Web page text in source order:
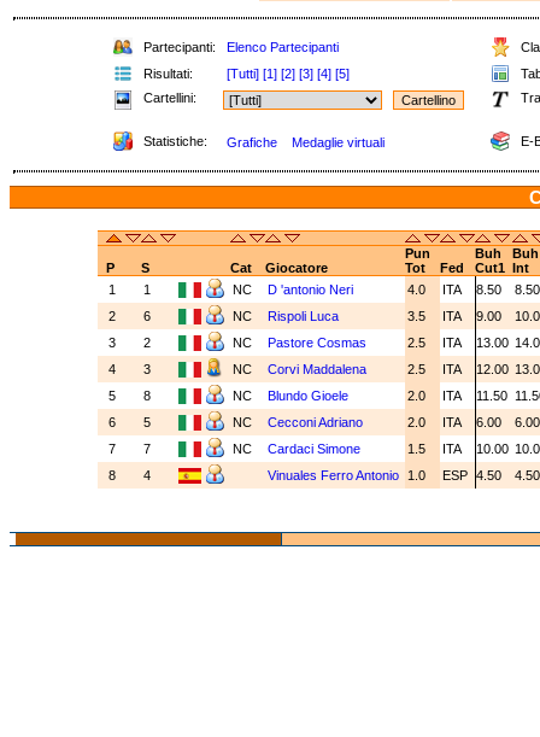
Partecipanti: Elenco Partecipanti
Risultati:
[Tutti] [1] [2] [3] [4] [5]
Cartellini:
Statistiche: Grafiche Medaglie virtuali E-
Pun Buh
Buh
P
S Cat Giocatore Tot Fed Cut1 Int
1
1 NC D 'antonio Neri 4.0 ITA 8.50
2
6 NC Rispoli Luca 3.5 ITA 9.00
3
2 NC Pastore Cosmas 2.5 ITA 13.00
4
3 NC Corvi Maddalena 2.5 ITA 12.00
5
8 NC Blundo Gioele 2.0 ITA 11.50
6
5 NC Cecconi Adriano 2.0 ITA 6.00
7
7 NC Cardaci Simone 1.5 ITA 10.00
8
4 Vinuales Ferro Antonio 1.0 ESP 4.50